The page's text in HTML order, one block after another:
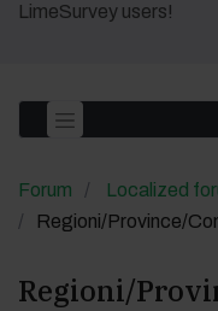
LimeSurvey users!
Forum Localized
Regioni/Province/
Regioni/